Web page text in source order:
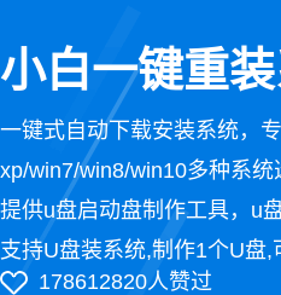
小白一键重
一键式自动下载安装系统，
xp/win7/win8/win10多种系
提供u盘启动盘制作工具，u
支持U盘装系统,制作1个U盘,
178612820人赞过